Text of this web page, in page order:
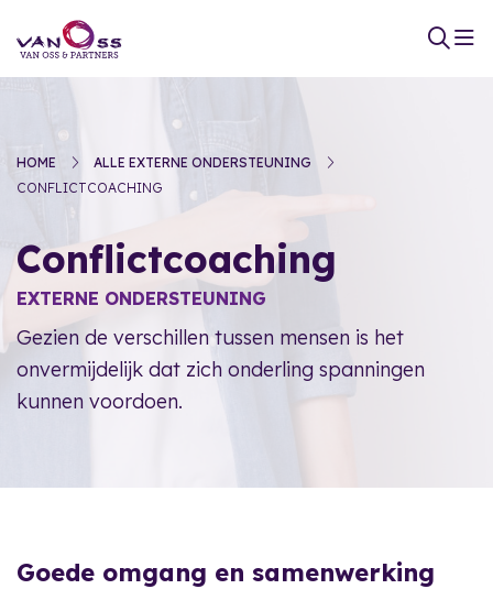
HOME
ALLE EXTERNE ONDERSTEUNING
CONFLICTCOACHING
Conflictcoaching
EXTERNE ONDERSTEUNING
Gezien de verschillen tussen mensen is het
onvermijdelijk dat zich onderling spanningen
kunnen voordoen.
Goede omgang en samenwerking